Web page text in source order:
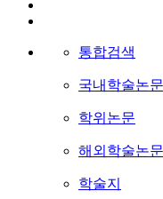
통합검색
국내학술논문
학위논문
해외학술논문
학술지